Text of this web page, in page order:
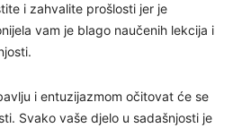
i zahvalite prošlosti jer je
vam je blago naučenih lekcija i
i entuzijazmom očitovat će se
Svako vaše djelo u sadašnjosti je